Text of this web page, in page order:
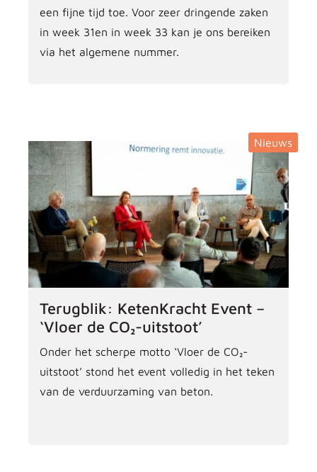
een fijne tijd toe. Voor zeer dringende zaken
in week 31en in week 33 kan je ons bereiken
via het algemene nummer.
Nieuws
Terugblik: KetenKracht Event –
‘Vloer de CO₂-uitstoot’
Onder het scherpe motto ‘Vloer de CO₂-
uitstoot’ stond het event volledig in het teken
van de verduurzaming van beton.